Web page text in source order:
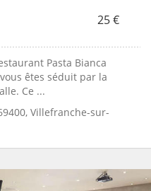
25 €
Pasta Bianca
êtes séduit par la
Ce ...
Villefranche-sur-